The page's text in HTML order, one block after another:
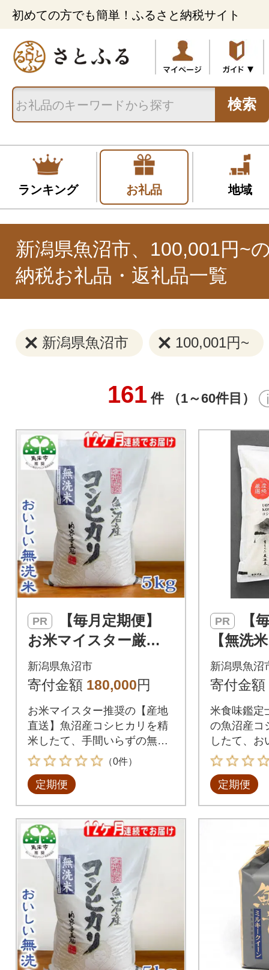
初めての方でも簡単！ふるさと納税サイト
検索
ランキング お礼品 地域
新潟県魚沼市、100,001円~
納税お礼品・返礼品一覧
新潟県魚沼市 100,001円~
161 件 （1～60件目）
PR
お米マイスター厳選
魚沼産コシヒカリ(無
洗米)5kg全12回
新潟県魚沼市
寄付金額 180,000円
お米マイスター推奨の【産地
直送】魚沼産コシヒカリを精
米したて、手間いらずの無洗
米にしてお届けします。
（0件）
定期便
PR
【無洗
定士 厳
シヒカ
新潟県魚沼
寄付金額
米食味鑑定
の魚沼産コ
したて、お
期便でお届
定期便